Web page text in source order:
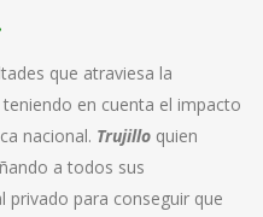
que atraviesa la
en cuenta el impacto
nacional. Trujillo quien
a todos sus
privado para conseguir que